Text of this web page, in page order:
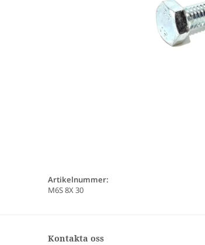
Artikelnummer:
M6S 8X 30
Kontakta oss